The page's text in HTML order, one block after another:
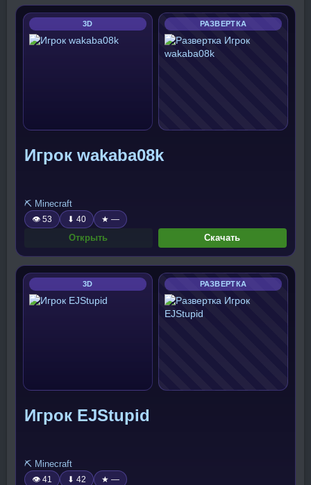
3D РАЗВЕРТКА
Игрок wakaba08k
⛏️ Minecraft
👁 53 ⬇ 40 ★ —
Открыть Скачать
3D РАЗВЕРТКА
Игрок EJStupid
⛏️ Minecraft
👁 41 ⬇ 42 ★ —